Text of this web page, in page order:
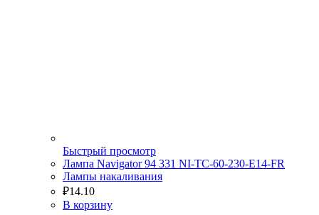
Быстрый просмотр
Лампа Navigator 94 331 NI-TC-60-230-E14-FR
Лампы накаливания
₽14.10
В корзину